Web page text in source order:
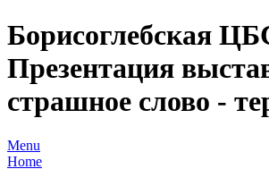
Борисоглебская
Презентация
страшное слово -
Menu
Home